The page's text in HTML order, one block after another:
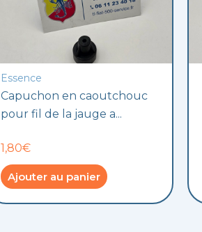
Essence
Capuchon en caoutchouc
pour fil de la jauge a...
1,80€
Ajouter au panier